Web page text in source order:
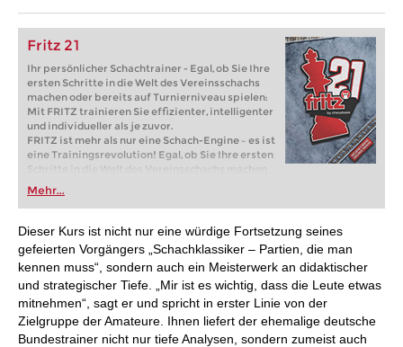
Fritz 21
Ihr persönlicher Schachtrainer - Egal, ob Sie Ihre
ersten Schritte in die Welt des Vereinsschachs
machen oder bereits auf Turnierniveau spielen:
Mit FRITZ trainieren Sie effizienter, intelligenter
und individueller als je zuvor.
FRITZ ist mehr als nur eine Schach-Engine – es ist
eine Trainingsrevolution! Egal, ob Sie Ihre ersten
Schritte in die Welt des Vereinsschachs machen
oder bereits auf Turnierniveau spielen: Mit
FRITZ trainieren Sie effizienter, intelligenter und
individueller als je zuvor.
Mehr...
Dieser Kurs ist nicht nur eine würdige Fortsetzung seines
gefeierten Vorgängers „Schachklassiker – Partien, die man
kennen muss“, sondern auch ein Meisterwerk an didaktischer
und strategischer Tiefe. „Mir ist es wichtig, dass die Leute etwas
mitnehmen“, sagt er und spricht in erster Linie von der
Zielgruppe der Amateure. Ihnen liefert der ehemalige deutsche
Bundestrainer nicht nur tiefe Analysen, sondern zumeist auch